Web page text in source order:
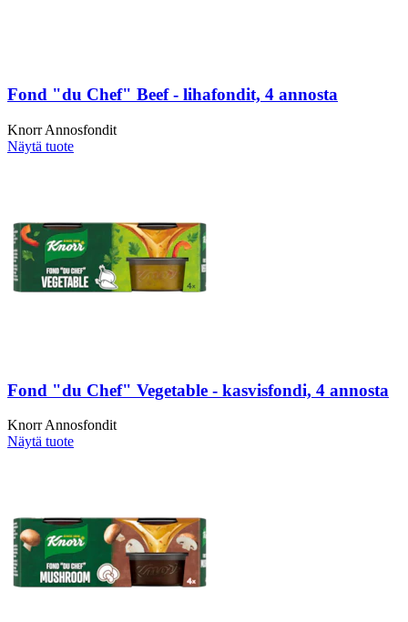
Fond "du Chef" Beef - lihafondit, 4 annosta
Knorr Annosfondit
Näytä tuote
Fond "du Chef" Vegetable - kasvisfondi, 4 annosta
Knorr Annosfondit
Näytä tuote